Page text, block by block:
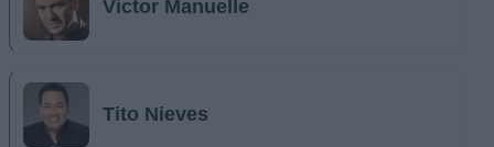
Víctor Manuelle
Tito Nieves